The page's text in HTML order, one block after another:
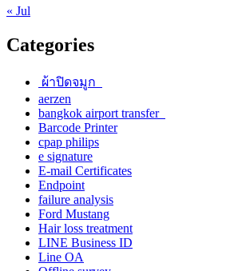
« Jul
Categories
ผ้าปิดจมูก
aerzen
bangkok airport transfer
Barcode Printer
cpap philips
e signature
E-mail Certificates
Endpoint
failure analysis
Ford Mustang
Hair loss treatment
LINE Business ID
Line OA